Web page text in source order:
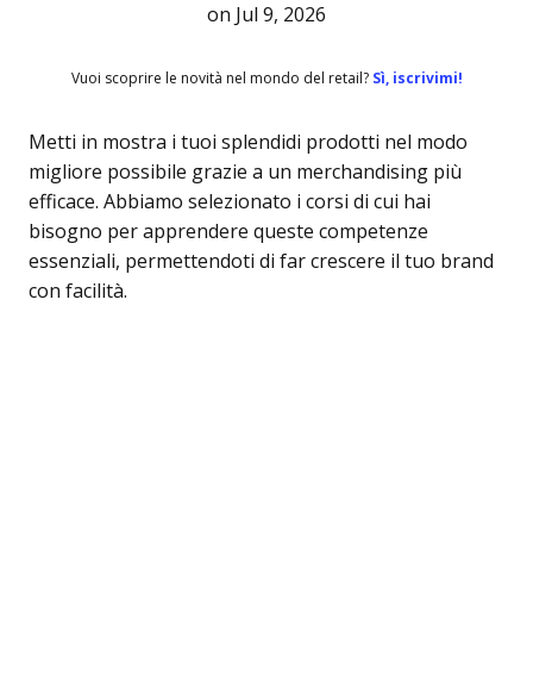
on Jul 9, 2026
Vuoi scoprire le novità nel mondo del retail?Sì, iscrivimi!
Metti in mostra i tuoi splendidi prodotti nel modo
migliore possibile grazie a un merchandising più
efficace. Abbiamo selezionato i corsi di cui hai
bisogno per apprendere queste competenze
essenziali, permettendoti di far crescere il tuo brand
con facilità.